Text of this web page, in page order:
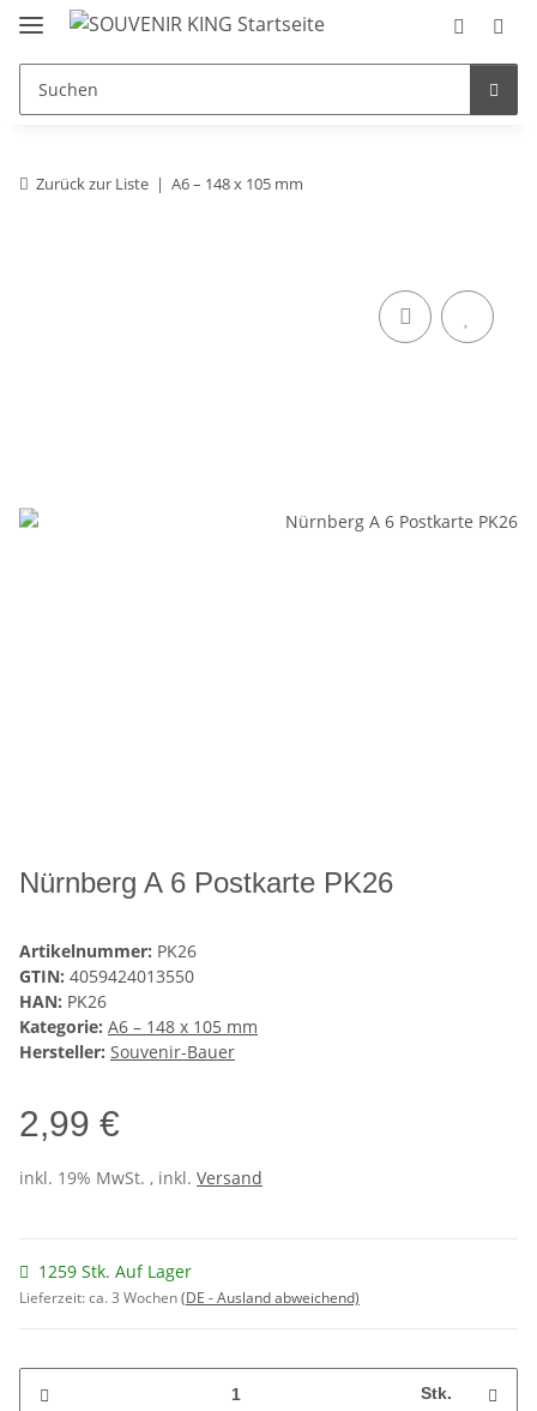
Zurück zur Liste A6 – 148 x 105 mm
Nürnberg A 6 Postkarte PK26
Artikelnummer: PK26
GTIN: 4059424013550
HAN: PK26
Kategorie: A6 – 148 x 105 mm
Hersteller: Souvenir-Bauer
2,99 €
inkl. 19% MwSt. , inkl. Versand
1259 Stk. Auf Lager
Lieferzeit:ca. 3 Wochen(DE - Ausland abweichend)
Stk.